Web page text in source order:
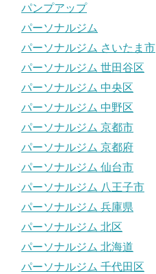
パンプアップ
パーソナルジム
パーソナルジム さいたま市
パーソナルジム 世田谷区
パーソナルジム 中央区
パーソナルジム 中野区
パーソナルジム 京都市
パーソナルジム 京都府
パーソナルジム 仙台市
パーソナルジム 八王子市
パーソナルジム 兵庫県
パーソナルジム 北区
パーソナルジム 北海道
パーソナルジム 千代田区